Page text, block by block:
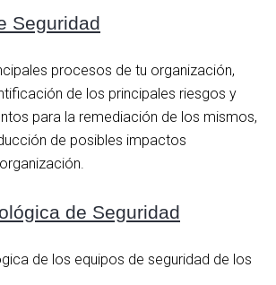
Seguridad
procesos de tu organización,
de los principales riesgos y
para la remediación de los mismos,
de posibles impactos
de Seguridad
de los equipos de seguridad de los